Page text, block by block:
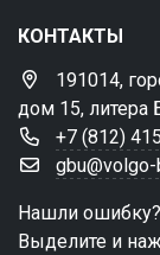
КОНТАКТЫ
191014,
дом 15, литера
+7 (812)
gbu@volgo-
Нашли
Выделите и